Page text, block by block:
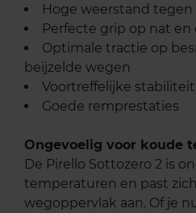
Hoge weerstand tegen
Perfecte grip op nat
Optimale tractie op
beijzelde wegen
Voortreffelijke stabiliteit
Goede remprestaties
Ongevoelig voor koude
De Pirello Sottozero 2 is
temperaturen en past
wegoppervlak aan. Of je